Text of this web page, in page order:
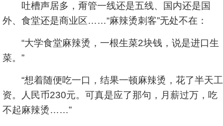
吐槽声居多，甭管一线还是五线、国内还是国
外、食堂还是商业区……“麻辣烫刺客”无处不在：
“大学食堂麻辣烫，一根生菜2块钱，说是进口生
菜。”
“想着随便吃一口，结果一顿麻辣烫，花了半天工
资。人民币230元。可真是应了那句，月薪过万，吃
不起麻辣烫……”